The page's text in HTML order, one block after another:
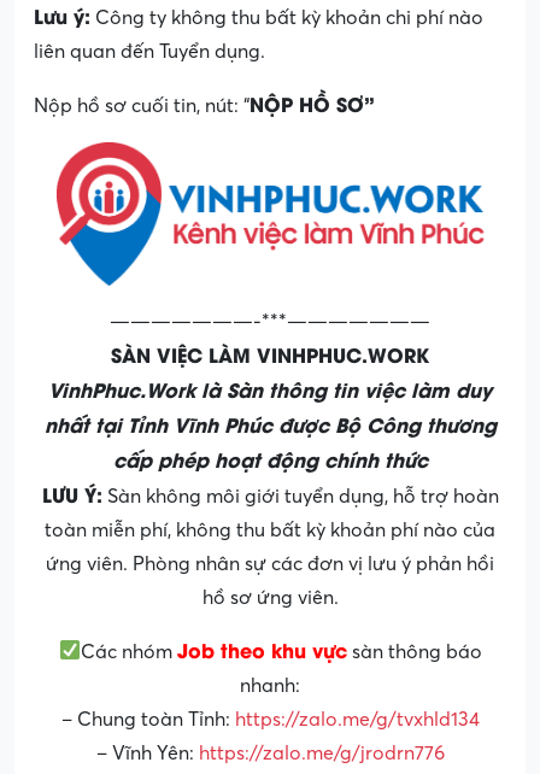
Lưu ý: Công ty không thu bất kỳ khoản chi phí nào
liên quan đến Tuyển dụng.
Nộp hồ sơ cuối tin, nút: “NỘP HỒ SƠ”
———————-***———————
SÀN VIỆC LÀM VINHPHUC.WORK
VinhPhuc.Work là Sàn thông tin việc làm duy
nhất tại Tỉnh Vĩnh Phúc được Bộ Công thương
cấp phép hoạt động chính thức
LƯU Ý: Sàn không môi giới tuyển dụng, hỗ trợ hoàn
toàn miễn phí, không thu bất kỳ khoản phí nào của
ứng viên. Phòng nhân sự các đơn vị lưu ý phản hồi
hồ sơ ứng viên.
Các nhóm Job theo khu vựcsàn thông báo
nhanh:
– Chung toàn Tỉnh: https://zalo.me/g/tvxhld134
– Vĩnh Yên: https://zalo.me/g/jrodrn776